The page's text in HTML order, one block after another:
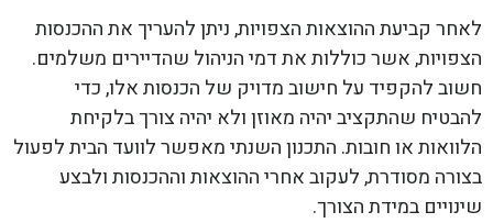
לאחר קביעת ההוצאות הצפויות, ניתן להעריך את ההכנסות
הצפויות, אשר כוללות את דמי הניהול שהדיירים משלמים.
חשוב להקפיד על חישוב מדויק של הכנסות אלו, כדי
להבטיח שהתקציב יהיה מאוזן ולא יהיה צורך בלקיחת
הלוואות או חובות. התכנון השנתי מאפשר לוועד הבית לפעול
בצורה מסודרת, לעקוב אחרי ההוצאות וההכנסות ולבצע
שינויים במידת הצורך.